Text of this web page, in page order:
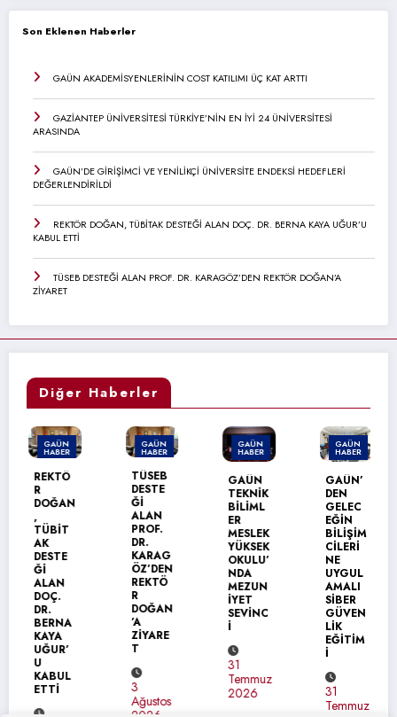
Son Eklenen Haberler
GAÜN AKADEMİSYENLERİNİN COST KATILIMI ÜÇ KAT ARTTI
GAZİANTEP ÜNİVERSİTESİ TÜRKİYE’NİN EN İYİ 24 ÜNİVERSİTESİ
ARASINDA
GAÜN’DE GİRİŞİMCİ VE YENİLİKÇİ ÜNİVERSİTE ENDEKSİ HEDEFLERİ
DEĞERLENDİRİLDİ
REKTÖR DOĞAN, TÜBİTAK DESTEĞİ ALAN DOÇ. DR. BERNA KAYA UĞUR’U
KABUL ETTİ
TÜSEB DESTEĞİ ALAN PROF. DR. KARAGÖZ’DEN REKTÖR DOĞAN’A
ZİYARET
Diğer Haberler
GAÜN
HABER
REKTÖ
R
DOĞAN
TÜBİT
AK
DESTE
Ğİ
ALAN
DOÇ.
DR.
BERNA
KAYA
UĞUR’
U
KABUL
ETTİ
GAÜN
HABER
TÜSEB
DESTE
Ğİ
ALAN
PROF.
DR.
KARAG
ÖZ’DEN
REKTÖ
R
DOĞAN
’A
ZİYARE
T
3
Ağustos
GAÜN
HABER
GAÜN
TEKNİK
BİLİML
ER
MESLEK
YÜKSEK
OKULU’
NDA
MEZUN
İYET
SEVİNC
31
Temmuz
2026
GAÜN
HABER
GAÜN’
DEN
GELEC
EĞİN
BİLİŞİM
CİLERİ
NE
UYGUL
AMALI
SİBER
GÜVEN
LİK
EĞİTİM
31
Temmuz